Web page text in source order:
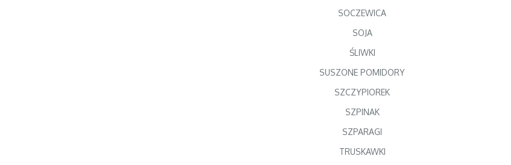
SOCZEWICA
SOJA
ŚLIWKI
SUSZONE POMIDORY
SZCZYPIOREK
SZPINAK
SZPARAGI
TRUSKAWKI